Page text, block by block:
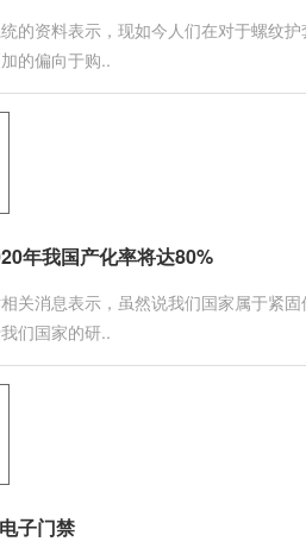
的资料表示，现如今人们在对于螺纹护
的偏向于购..
年我国产化率将达80%
关消息表示，虽然说我们国家属于紧固
们国家的研..
子门禁